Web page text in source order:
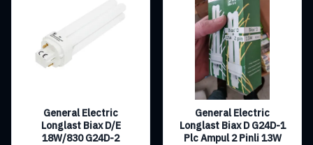
General Electric
Longlast Biax D/E
18W/830 G24D-2
General Electric
Longlast Biax D G24D-1
Plc Ampul 2 Pinli 13W